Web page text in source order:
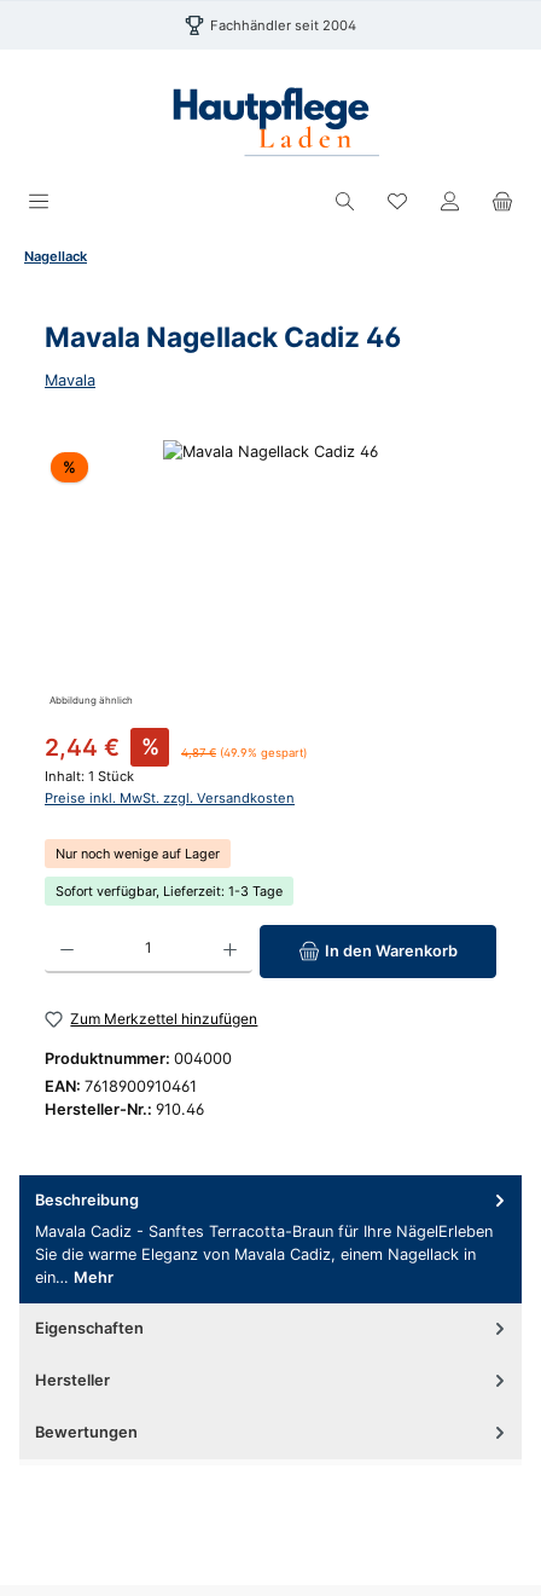
Zum Hauptinhalt springen Fachhändler seit 2004
Du hast 0
Nagellack
Mavala Nagellack Cadiz 46
Mavala
Bildergalerie überspringen
% Rabatt
Abbildung ähnlich
Verkaufspreis:
2,44 € % Regulärer Preis:
4,87 € (49.9% gespart)
Inhalt: 1 Stück
Preise inkl. MwSt. zzgl. Versandkosten
Nur noch wenige auf Lager
Sofort verfügbar, Lieferzeit: 1-3 Tage
Produkt Anzahl: Gib den gewünschten Wert ein oder benutze die
In den Warenkorb
Zum Merkzettel hinzufügen
Produktnummer: 004000
EAN: 7618900910461
Hersteller-Nr.: 910.46
Beschreibung
Mavala Cadiz - Sanftes Terracotta-Braun für Ihre NägelErleben
Sie die warme Eleganz von Mavala Cadiz, einem Nagellack in
ein… Mehr
Eigenschaften
Hersteller
Bewertungen